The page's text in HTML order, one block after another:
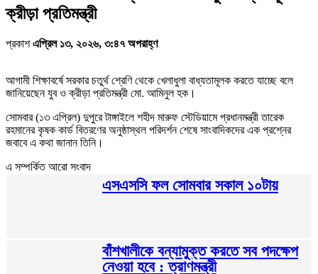
ক্রীড়া প্রতিমন্ত্রী
প্রকাশএপ্রিল ১৩, ২০২৬, ৩:৪৭ অপরাহ্ণ
আগামী শিক্ষাবর্ষে সরকার চতুর্থ শ্রেণি থেকে খেলাধুলা বাধ্যতামূলক করতে যাচ্ছে বলে
জানিয়েছেন যুব ও ক্রীড়া প্রতিমন্ত্রী মো. আমিনুল হক।
সোমবার (১৩ এপ্রিল) দুপুরে টাঙ্গাইলে শহীদ মারুফ স্টেডিয়ামে প্রধানমন্ত্রী তারেক
রহমানের কৃষক কার্ড বিতরণের অনুষ্ঠাস্থল পরিদর্শন শেষে সাংবাদিকদের এক প্রশ্নের
জবাবে এ কথা জানান তিনি।
এ সম্পর্কিত আরো সংবাদ
এসএসসি ফল সোমবার সকাল ১০টায়
বাঁশখালীকে বন্যামুক্ত করতে সব পদক্ষেপ
নেওয়া হবে : ত্রাণমন্ত্রী